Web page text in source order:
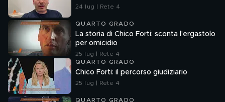
24 lug | Rete 4
QUARTO GRADO
La storia di Chico Forti: sconta l'ergastolo
per omicidio
25 lug | Rete 4
QUARTO GRADO
Chico Forti: il percorso giudiziario
25 lug | Rete 4
QUARTO GRADO